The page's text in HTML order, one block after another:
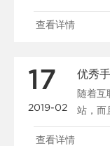
大家都
查看详情
17
2019-02
优秀
随着互
站，而
和搜索
查看详情